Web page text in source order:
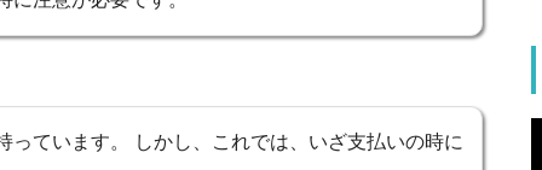
っています。 しかし、これでは、いざ支払いの時に